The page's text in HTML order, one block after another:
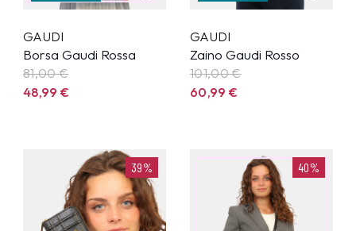
GAUDI
Borsa Gaudi Rossa
81,00 €
48,99€
GAUDI
Zaino Gaudi Rosso
101,00 €
60,99€
39% 40%